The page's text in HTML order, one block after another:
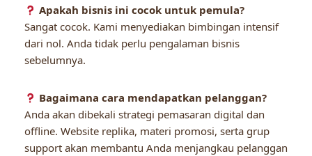
Apakah bisnis ini cocok untuk pemula?
Sangat cocok. Kami menyediakan bimbingan intensif
dari nol. Anda tidak perlu pengalaman bisnis
sebelumnya.
Bagaimana cara mendapatkan pelanggan?
Anda akan dibekali strategi pemasaran digital dan
offline. Website replika, materi promosi, serta grup
support akan membantu Anda menjangkau pelanggan